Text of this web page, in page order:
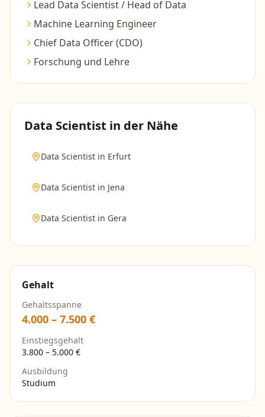
Lead Data Scientist / Head of Data
Machine Learning Engineer
Chief Data Officer (CDO)
Forschung und Lehre
Data Scientist in der Nähe
Data Scientist in Erfurt
Data Scientist in Jena
Data Scientist in Gera
Gehalt
Gehaltsspanne
4.000 – 7.500 €
Einstiegsgehalt
3.800 – 5.000 €
Ausbildung
Studium